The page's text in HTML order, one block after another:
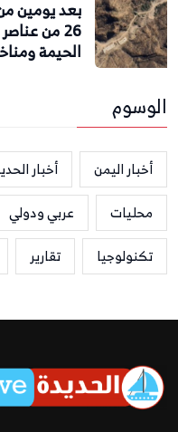
بعد يومين
26 من
الحيمة
الوسوم
أخبار اليمن أخبار
محليات
عربي ودولي
تكنولوجيا
تقارير